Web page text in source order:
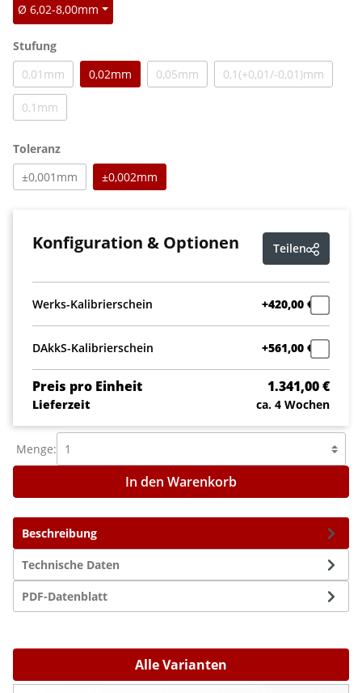
Beschreibung
Technische Daten
PDF-Datenblatt
Ø 6,02-8,00mm
Stufungauswählen
0,01mm(Diese Option ist zurzeit nicht verfügbar.)
0,02mm 0,05mm(Diese Option ist zurzeit nicht verfügbar.)
0,1(+0,01/-0,01)mm
(Diese Option ist
0,1mm(Diese Option ist zurzeit nicht verfügbar.)
Toleranzauswählen
±0,001mm
±0,002mm
Konfiguration & Optionen Teilen
Werks-Kalibrierschein +420,00 €
DAkkS-Kalibrierschein +561,00 €
Preis pro Einheit 1.341,00 €
Lieferzeit ca. 4 Wochen
Menge:
In den Warenkorb
Alle Varianten